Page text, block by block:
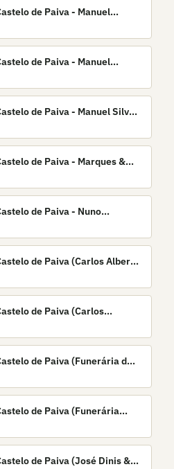
de Paiva - Manuel
de Paiva - Manuel
de Paiva - Manuel Silva,
de Paiva - Marques &
de Paiva - Nuno
de Paiva (Carlos Alberto
de Paiva (Carlos
de Paiva (Funerária de
de Paiva (Funerária
de Paiva (José Dinis &